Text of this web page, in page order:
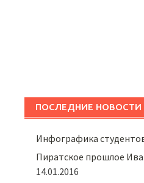
ПОСЛЕДНИЕ НОВОСТИ
Инфографика
Пиратское прошлое
14.01.2016